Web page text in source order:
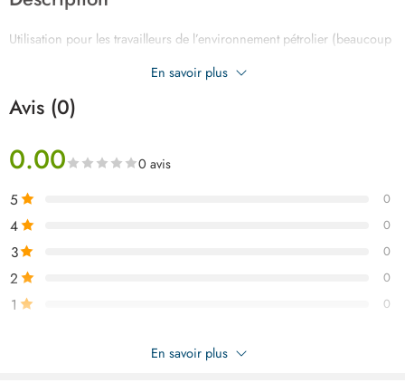
Utilisation pour les travailleurs de l’environnement pétrolier (beaucoup
Gants en nitrile épais entièrement enduits
En savoir plus
Avis (0)
0.00 0 avis
5 0
4 0
3 0
2 0
1 0
Soyez le premier à donner votre avis sur “TOTAL gant nitrile 100
TSP12105”
En savoir plus